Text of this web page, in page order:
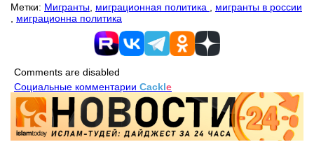
Метки: Мигранты миграционная политика
мигранты в россии
миграционна политика
Comments are disabled
Социальные комментарии Cackle